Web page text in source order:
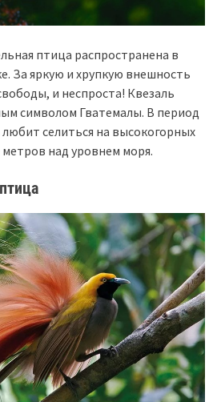
птица распространена в
За яркую и хрупкую внешность
и неспроста! Квезаль
символом Гватемалы. В период
любит селиться на высокогорных
метров над уровнем моря.